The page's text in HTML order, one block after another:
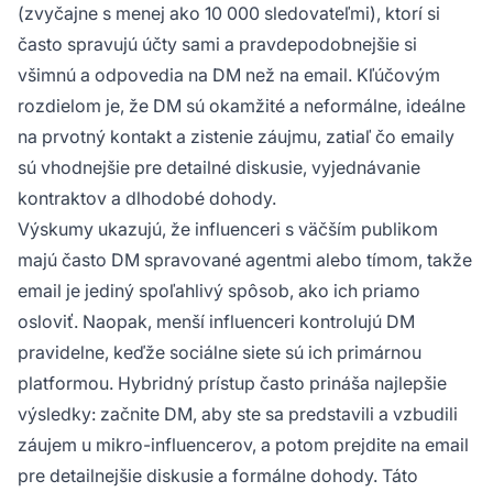
(zvyčajne s menej ako 10 000 sledovateľmi), ktorí si
často spravujú účty sami a pravdepodobnejšie si
všimnú a odpovedia na DM než na email. Kľúčovým
rozdielom je, že DM sú okamžité a neformálne, ideálne
na prvotný kontakt a zistenie záujmu, zatiaľ čo emaily
sú vhodnejšie pre detailné diskusie, vyjednávanie
kontraktov a dlhodobé dohody.
Výskumy ukazujú, že influenceri s väčším publikom
majú často DM spravované agentmi alebo tímom, takže
email je jediný spoľahlivý spôsob, ako ich priamo
osloviť. Naopak, menší influenceri kontrolujú DM
pravidelne, keďže sociálne siete sú ich primárnou
platformou. Hybridný prístup často prináša najlepšie
výsledky: začnite DM, aby ste sa predstavili a vzbudili
záujem u mikro-influencerov, a potom prejdite na email
pre detailnejšie diskusie a formálne dohody. Táto